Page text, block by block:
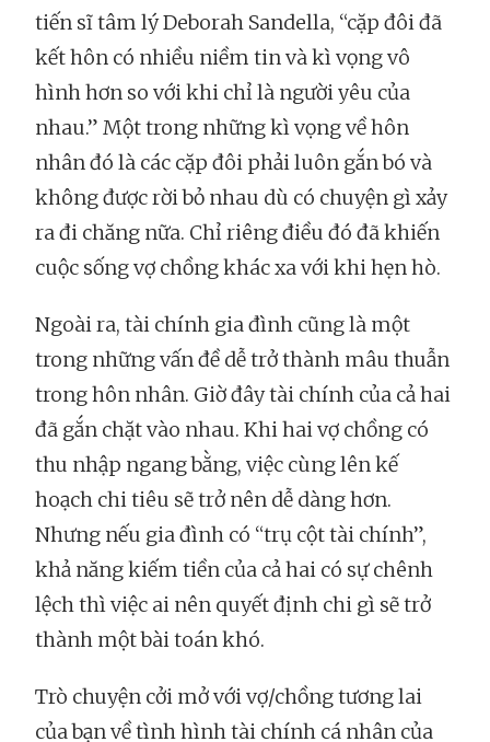
tiến sĩ tâm lý Deborah Sandella, “cặp đôi đã
kết hôn có nhiều niềm tin và kì vọng vô
hình hơn so với khi chỉ là người yêu của
nhau.” Một trong những kì vọng về hôn
nhân đó là các cặp đôi phải luôn gắn bó và
không được rời bỏ nhau dù có chuyện gì xảy
ra đi chăng nữa. Chỉ riêng điều đó đã khiến
cuộc sống vợ chồng khác xa với khi hẹn hò.
Ngoài ra, tài chính gia đình cũng là một
trong những vấn đề dễ trở thành mâu thuẫn
trong hôn nhân. Giờ đây tài chính của cả hai
đã gắn chặt vào nhau. Khi hai vợ chồng có
thu nhập ngang bằng, việc cùng lên kế
hoạch chi tiêu sẽ trở nên dễ dàng hơn.
Nhưng nếu gia đình có “trụ cột tài chính”,
khả năng kiếm tiền của cả hai có sự chênh
lệch thì việc ai nên quyết định chi gì sẽ trở
thành một bài toán khó.
Trò chuyện cởi mở với vợ/chồng tương lai
của bạn về tình hình tài chính cá nhân của